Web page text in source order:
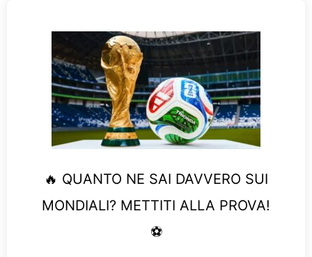
🔥 QUANTO NE SAI DAVVERO SUI
MONDIALI? METTITI ALLA PROVA!
⚽